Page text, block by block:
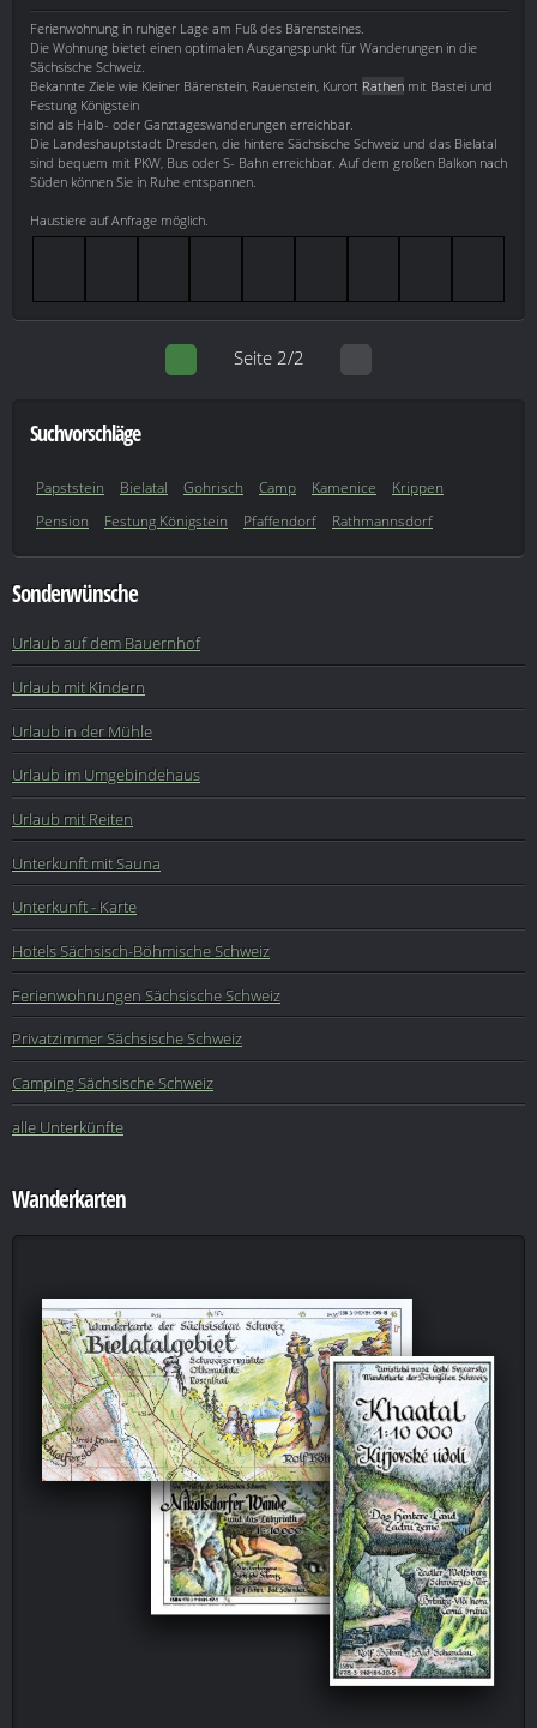
Ferienwohnung in ruhiger Lage am Fuß des Bärensteines.
Die Wohnung bietet einen optimalen Ausgangspunkt für Wanderungen in die
Sächsische Schweiz.
Bekannte Ziele wie Kleiner Bärenstein, Rauenstein, Kurort Rathen mit Bastei und
Festung Königstein
sind als Halb- oder Ganztageswanderungen erreichbar.
Die Landeshauptstadt Dresden, die hintere Sächsische Schweiz und das Bielatal
sind bequem mit PKW, Bus oder S- Bahn erreichbar. Auf dem großen Balkon nach
Süden können Sie in Ruhe entspannen.
Haustiere auf Anfrage möglich.
Seite 2/2
Suchvorschläge
Papststein Bielatal Gohrisch Camp Kamenice
Krippen
Pension
Festung Königstein Pfaffendorf Rathmannsdorf
Sonderwünsche
Urlaub auf dem Bauernhof
Urlaub mit Kindern
Urlaub in der Mühle
Urlaub im Umgebindehaus
Urlaub mit Reiten
Unterkunft mit Sauna
Unterkunft - Karte
Hotels Sächsisch-Böhmische Schweiz
Ferienwohnungen Sächsische Schweiz
Privatzimmer Sächsische Schweiz
Camping Sächsische Schweiz
alle Unterkünfte
Wanderkarten